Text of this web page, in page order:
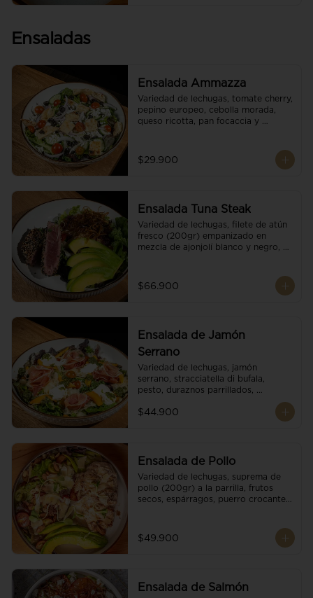
Ensaladas
Ensalada Ammazza
Variedad de lechugas, tomate cherry,
pepino europeo, cebolla morada,
queso ricotta, pan focaccia y
$29.900
Ensalada Tuna Steak
Variedad de lechugas, filete de atún
fresco (200gr) empanizado en
mezcla de ajonjolí blanco y negro,
parmesano, puerro crocante y
reducción de balsámico.
$66.900
Ensalada de Jamón
Serrano
Variedad de lechugas, jamón
serrano, stracciatella di bufala,
pesto, duraznos parrillados,
tomate cherry y vinagreta
$44.900
Ensalada de Pollo
Variedad de lechugas, suprema de
pollo (200gr) a la parrilla, frutos
secos, espárragos, puerro crocante,
balsámico.
$49.900
Ensalada de Salmón